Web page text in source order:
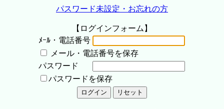
パスワード未設定・お忘れの方
【ログインフォーム】
ﾒｰﾙ・電話番号
メール・電話番号を保存
パスワード
パスワードを保存